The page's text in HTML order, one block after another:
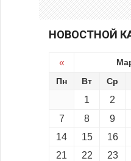
НОВОСТНОЙ
«
Пн Вт Ср
1 2
7
8 9
14
15 16
21
22 23